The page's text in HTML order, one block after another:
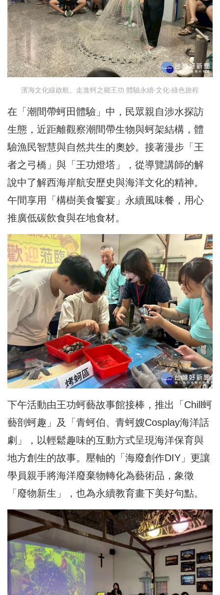
濱海文化線啟航、走進蚵之鄉王功 體驗永續‧文化‧綠色旅程
在「潮間帶蚵田體驗」中，民眾親自涉水探訪
生態，近距離觀察潮間帶生物與蚵架結構，體
驗漁民智慧與自然共生的奧妙。接著漫步「王
者之弓橋」與「王功燈塔」，從導覽講師的解
說中了解西海岸航安歷史與海洋文化的精神。
午間享用「構樹美食饗宴」永續風味餐，用心
推廣低碳飲食與在地食材。
下午活動由王功蚵藝故事館接棒，推出「Chill蚵
藝剖蚵趣」及「青蚵伯、青蚵嫂Cosplay海洋話
劇」，以輕鬆趣味的互動方式呈現海洋保育與
地方創生的故事。壓軸的「海廢創作DIY」更讓
學員親手將海洋廢棄物轉化為藝術品，象徵
「廢物新生」，也為永續教育畫下美好句點。